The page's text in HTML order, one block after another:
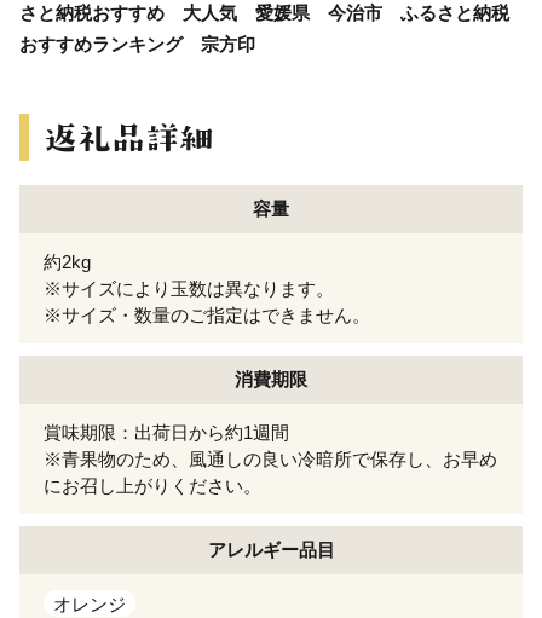
さと納税おすすめ 大人気 愛媛県 今治市 ふるさと納税
おすすめランキング 宗方印
容量
約2kg
※サイズにより玉数は異なります。
※サイズ・数量のご指定はできません。
消費期限
賞味期限：出荷日から約1週間
※青果物のため、風通しの良い冷暗所で保存し、お早め
にお召し上がりください。
アレルギー品目
オレンジ